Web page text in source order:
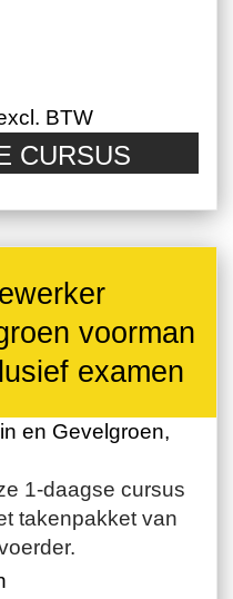
BTW
CURSUS
voorman
examen
1-daagse cursus
takenpakket van